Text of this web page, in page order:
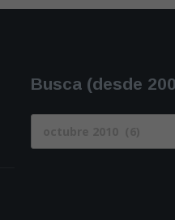
Busca (desde
(desde